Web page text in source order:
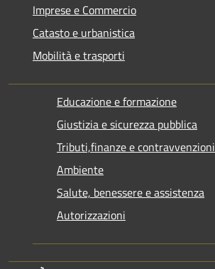
Imprese e Commercio
Catasto e urbanistica
Mobilità e trasporti
Educazione e formazione
Giustizia e sicurezza pubblica
Tributi,finanze e contravvenzioni
Ambiente
Salute, benessere e assistenza
Autorizzazioni